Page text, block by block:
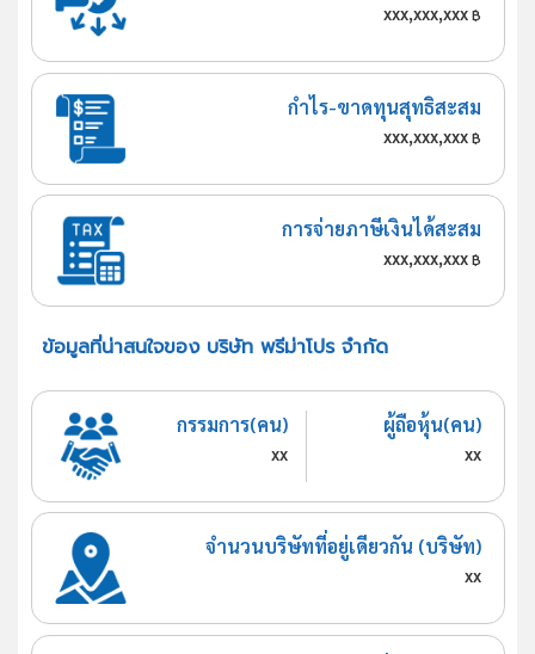
xxx,xxx,xxx฿
กำไร-ขาดทุนสุทธิสะสม
xxx,xxx,xxx฿
การจ่ายภาษีเงินได้สะสม
xxx,xxx,xxx฿
ข้อมูลที่น่าสนใจของ บริษัท พรีม่าโปร จำกัด
กรรมการ(คน)
xx
ผู้ถือหุ้น(คน)
xx
จำนวนบริษัทที่อยู่เดียวกัน (บริษัท)
xx